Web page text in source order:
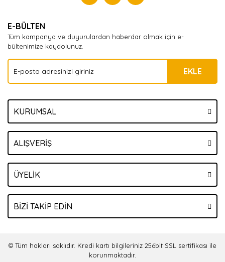
Yorum Yaz
E-BÜLTEN
Tüm kampanya ve duyurulardan haberdar olmak için e-
bültenimize kaydolunuz.
EKLE
KURUMSAL
ALIŞVERİŞ
ÜYELİK
BİZİ TAKİP EDİN
© Tüm hakları saklıdır. Kredi kartı bilgileriniz 256bit SSL sertifikası ile
korunmaktadır.